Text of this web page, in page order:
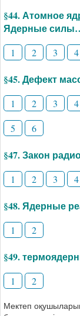
§44. Атомное
Ядерные
1 2 3 4
§45. Дефект
1 2 3
4
5
6
§47. Закон
1 2 3 4
§48. Ядерные
1 2
§49.
1 2
Мектеп